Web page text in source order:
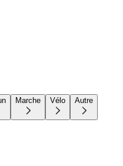
Marche Vélo Autre